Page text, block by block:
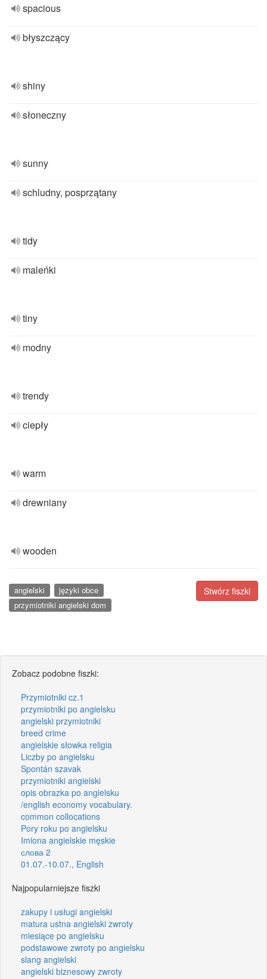
spacious
błyszczący
shiny
słoneczny
sunny
schludny, posprzątany
tidy
maleńki
tiny
modny
trendy
ciepły
warm
drewniany
wooden
Stwórz fiszki
angielski
języki obce
przymiotniki angielski dom
Zobacz podobne fiszki:
Przymiotniki cz.1
przymiotniki po angielsku
angielski przymiotniki
breed crime
angielskie słowka religia
Liczby po angielsku
Spontán szavak
przymiotniki angielski
opis obrazka po angielsku
/english economy vocabulary.
common collocations
Pory roku po angielsku
Imiona angielskie męskie
слова 2
01.07.-10.07., English
Najpopularniejsze fiszki
zakupy i usługi angielski
matura ustna angielski zwroty
miesiące po angielsku
podstawowe zwroty po angielsku
slang angielski
angielski biznesowy zwroty